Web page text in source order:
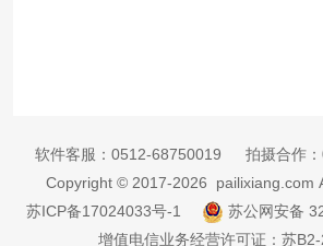
软件客服： 0512-68750019 拍摄合作：
Copyright © 2017-2026 pailixiang.com
苏ICP备17024033号-1
苏公网安备
增值电信业务经营许可证：苏